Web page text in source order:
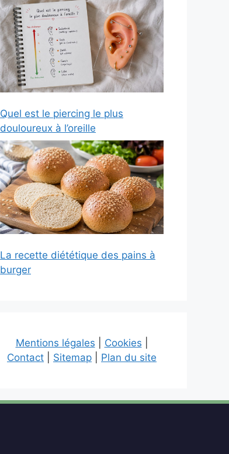
Quel est le piercing le plus
douloureux à l’oreille
La recette diététique des pains à
burger
Mentions légales Cookies
Contact
Sitemap Plan du site